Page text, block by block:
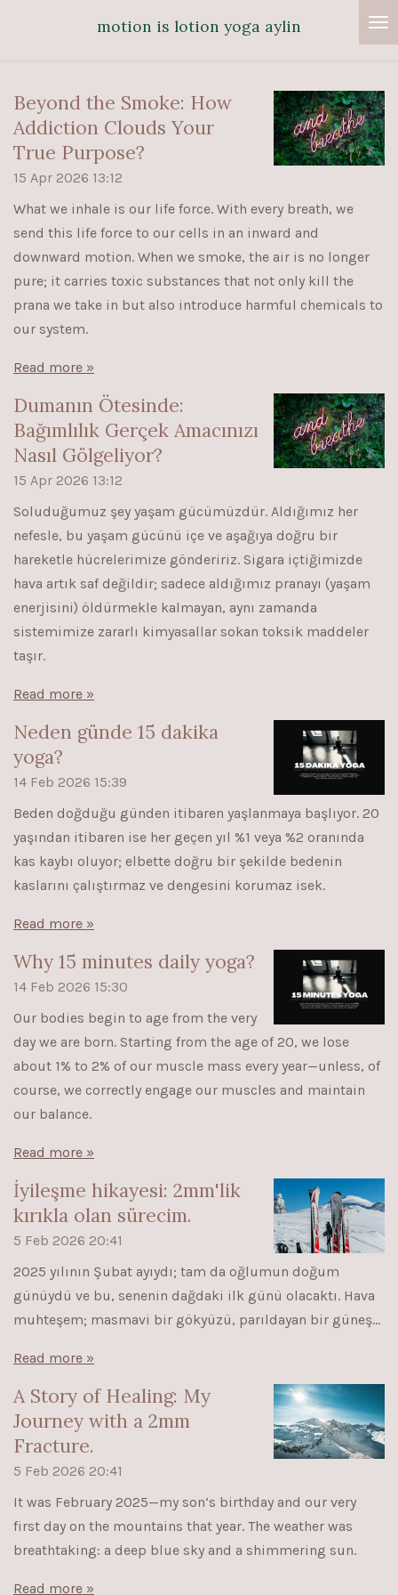
motion is lotion yoga aylin
Beyond the Smoke: How
Addiction Clouds Your
True Purpose?
15 Apr 2026 13:12
What we inhale is our life force. With every breath, we
send this life force to our cells in an inward and
downward motion. When we smoke, the air is no longer
pure; it carries toxic substances that not only kill the
prana we take in but also introduce harmful chemicals to
our system.
Read more »
Dumanın Ötesinde:
Bağımlılık Gerçek Amacınızı
Nasıl Gölgeliyor?
15 Apr 2026 13:12
Soluduğumuz şey yaşam gücümüzdür. Aldığımız her
nefesle, bu yaşam gücünü içe ve aşağıya doğru bir
hareketle hücrelerimize göndeririz. Sigara içtiğimizde
hava artık saf değildir; sadece aldığımız pranayı (yaşam
enerjisini) öldürmekle kalmayan, aynı zamanda
sistemimize zararlı kimyasallar sokan toksik maddeler
taşır.
Read more »
Neden günde 15 dakika
yoga?
14 Feb 2026 15:39
Beden doğduğu günden itibaren yaşlanmaya başlıyor. 20
yaşından itibaren ise her geçen yıl %1 veya %2 oranında
kas kaybı oluyor; elbette doğru bir şekilde bedenin
kaslarını çalıştırmaz ve dengesini korumaz isek.
Read more »
Why 15 minutes daily yoga?
14 Feb 2026 15:30
Our bodies begin to age from the very
day we are born. Starting from the age of 20, we lose
about 1% to 2% of our muscle mass every year—unless, of
course, we correctly engage our muscles and maintain
our balance.
Read more »
İyileşme hikayesi: 2mm'lik
kırıkla olan sürecim.
5 Feb 2026 20:41
2025 yılının Şubat ayıydı; tam da oğlumun doğum
günüydü ve bu, senenin dağdaki ilk günü olacaktı. Hava
muhteşem; masmavi bir gökyüzü, parıldayan bir güneş...
Read more »
A Story of Healing: My
Journey with a 2mm
Fracture.
5 Feb 2026 20:41
It was February 2025—my son’s birthday and our very
first day on the mountains that year. The weather was
breathtaking: a deep blue sky and a shimmering sun.
Read more »